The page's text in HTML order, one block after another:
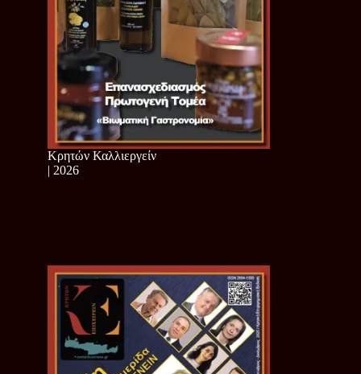
Κρητών Καλλιεργείν
| 2026